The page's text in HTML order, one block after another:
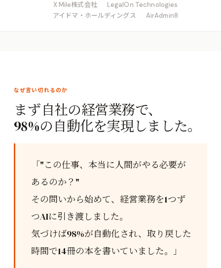
X Mile株式会社
LegalOn Technologies
アイドマ・ホールディングス
AirAdmin8
なぜ言い切れるのか
まず自社の経営業務で、
98%の自動化を実現しました。
「"この仕事、本当に人間がやる必要が
あるのか？"
その問いから始めて、経営業務を1つず
つAIに引き渡しました。
気づけば98%が自動化され、取り戻した
時間で14冊の本を書いていました。」